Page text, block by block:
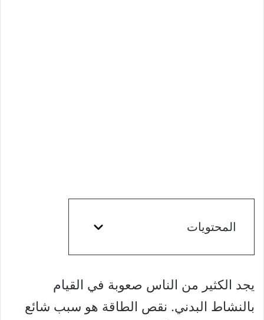
المحتويات
يجد الكثير من الناس صعوبة في القيام
بالنشاط البدني. نقص الطاقة هو سبب شائع